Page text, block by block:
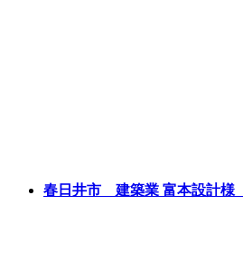
春日井市 建築業 富本設計様